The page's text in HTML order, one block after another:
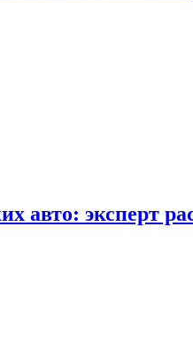
авто: эксперт